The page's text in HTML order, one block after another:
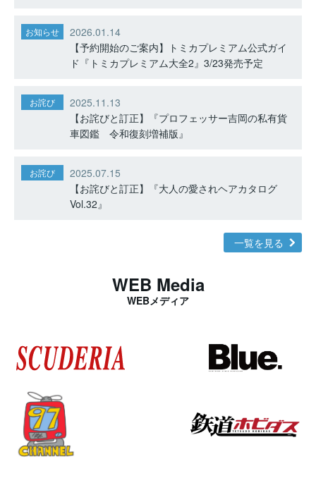
お知らせ
2026.01.14
【予約開始のご案内】トミカプレミアム公式ガイ
ド『トミカプレミアム大全2』3/23発売予定
お詫び
2025.11.13
【お詫びと訂正】『プロフェッサー吉岡の私有貨
車図鑑 令和復刻増補版』
お詫び
2025.07.15
【お詫びと訂正】『大人の愛されヘアカタログ
Vol.32』
一覧を見る
WEB Media
WEBメディア